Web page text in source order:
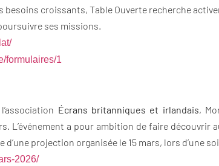
croissants, Table Ouverte recherche
ses missions.
formulaires/1
Écrans britanniques et irlandais,
L’événement a pour ambition de faire découvrir
projection organisée le 15 mars, lors d’une
2026/